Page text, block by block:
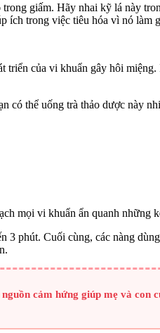
giấm. Hãy nhai kỹ lá này
ích trong việc tiêu hóa vì nó làm
của vi khuẩn gây hôi
có thể uống trà thảo dược này
mọi vi khuẩn ẩn quanh những
3 phút. Cuối cùng, các nàng
cảm hứng giúp mẹ và con